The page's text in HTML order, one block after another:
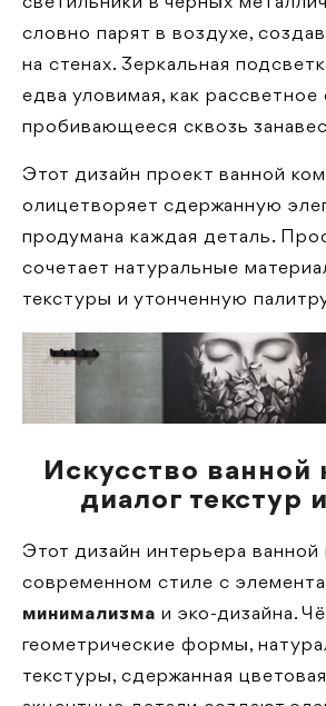
словно парят в воздухе,
на стенах. Зеркальная
едва уловимая, как рассветное
пробивающееся сквозь
Этот дизайн проект ванной
олицетворяет сдержанную
продумана каждая деталь.
сочетает натуральные
текстуры и утонченную
Искусство ванной
диалог текстур
Этот дизайн интерьера
современном стиле с
минимализма и эко-дизайна.
геометрические формы,
текстуры, сдержанная